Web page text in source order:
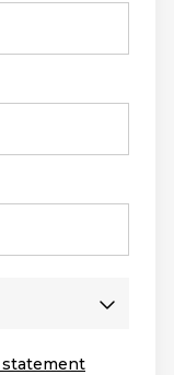
statement